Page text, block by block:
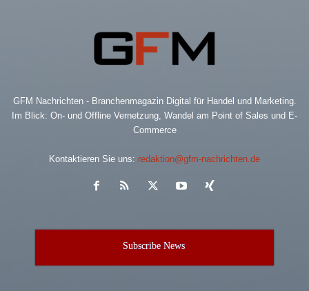
GFM Nachrichten - Branchenmagazin Digital für Handel und Marketing.
Im Blick: On- und Offline Vernetzung, Wandel am Point of Sales und E-
Commerce
Kontaktieren Sie uns: redaktion@gfm-nachrichten.de
Subscribe News